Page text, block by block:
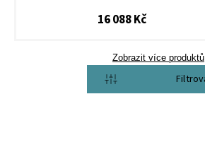
16 088 Kč
Zobrazit více produktů
Otevřít filtr